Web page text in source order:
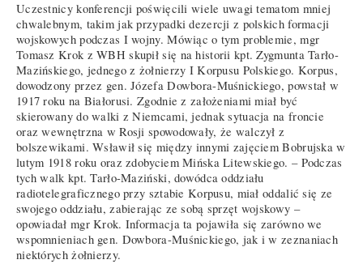
Uczestnicy konferencji poświęcili wiele uwagi tematom mniej
chwalebnym, takim jak przypadki dezercji z polskich formacji
wojskowych podczas I wojny. Mówiąc o tym problemie, mgr
Tomasz Krok z WBH skupił się na historii kpt. Zygmunta Tarło-
Mazińskiego, jednego z żołnierzy I Korpusu Polskiego. Korpus,
dowodzony przez gen. Józefa Dowbora-Muśnickiego, powstał w
1917 roku na Białorusi. Zgodnie z założeniami miał być
skierowany do walki z Niemcami, jednak sytuacja na froncie
oraz wewnętrzna w Rosji spowodowały, że walczył z
bolszewikami. Wsławił się między innymi zajęciem Bobrujska w
lutym 1918 roku oraz zdobyciem Mińska Litewskiego. – Podczas
tych walk kpt. Tarło-Maziński, dowódca oddziału
radiotelegraficznego przy sztabie Korpusu, miał oddalić się ze
swojego oddziału, zabierając ze sobą sprzęt wojskowy –
opowiadał mgr Krok. Informacja ta pojawiła się zarówno we
wspomnieniach gen. Dowbora-Muśnickiego, jak i w zeznaniach
niektórych żołnierzy.